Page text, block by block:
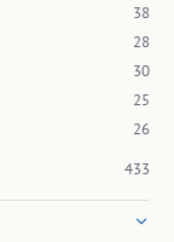
38
28
30
25
26
433